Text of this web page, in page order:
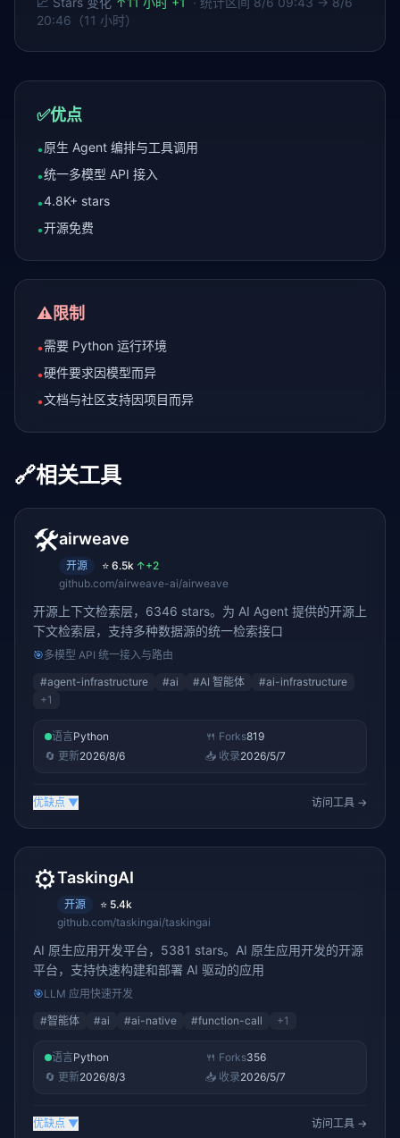
20:46（11 小时）
✅优点
•原生 Agent 编排与工具调用
•统一多模型 API 接入
•4.8K+ stars
•开源免费
⚠️限制
•需要 Python 运行环境
•硬件要求因模型而异
•文档与社区支持因项目而异
🔗相关工具
🛠️airweave
开源 ⭐ 6.5k ↑+2
github.com/airweave-ai/airweave
开源上下文检索层，6346 stars。为 AI Agent 提供的开源上
下文检索层，支持多种数据源的统一检索接口
🎯多模型 API 统一接入与路由
#agent-infrastructure #ai #AI 智能体 #ai-infrastructure
+1
语言Python 🍴 Forks819
🔄 更新2026/8/6 📥 收录2026/5/7
优缺点 ▼ 访问工具 →
⚙️TaskingAI
开源 ⭐ 5.4k
github.com/taskingai/taskingai
AI 原生应用开发平台，5381 stars。AI 原生应用开发的开源
平台，支持快速构建和部署 AI 驱动的应用
🎯LLM 应用快速开发
#智能体 #ai #ai-native #function-call +1
语言Python 🍴 Forks356
🔄 更新2026/8/3 📥 收录2026/5/7
优缺点 ▼ 访问工具 →